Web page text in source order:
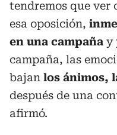
tendremos que ver
esa oposición,
en una campaña y
campaña, las
bajan los ánimos,
después de una
afirmó.